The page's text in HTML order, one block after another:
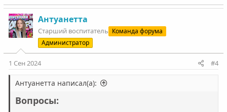
Антуанетта
Старший воспитатель Команда форума
Администратор
1 Сен 2024 #4
Антуанетта написал(а):
Вопросы: